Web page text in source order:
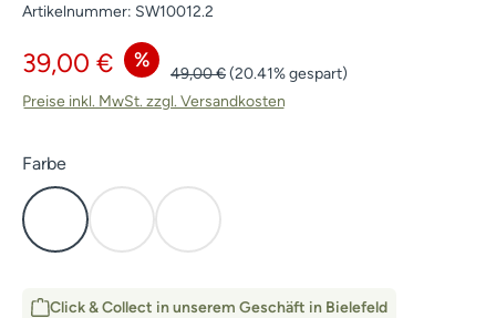
Artikelnummer: SW10012.2
Verkaufspreis:
39,00 € %
Regulärer Preis:
49,00 €(20.41% gespart)
Preise inkl. MwSt. zzgl. Versandkosten
Farbeauswählen
Elevated II Subalpine Waterfowl Timber
Click & Collect in unserem Geschäft in Bielefeld